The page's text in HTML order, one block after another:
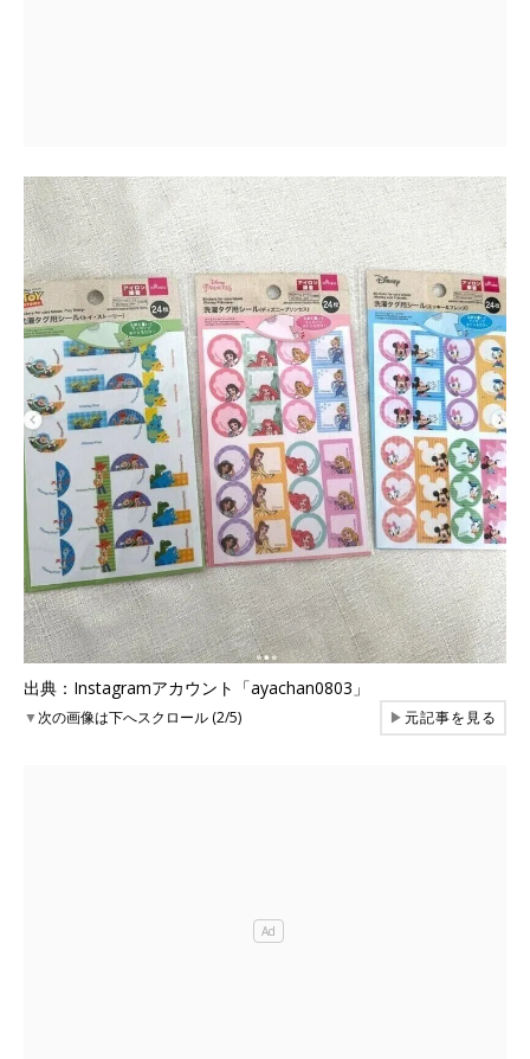
出典：Instagramアカウント「ayachan0803」
▼次の画像は下へスクロール (2/5) ▶元記事を見る